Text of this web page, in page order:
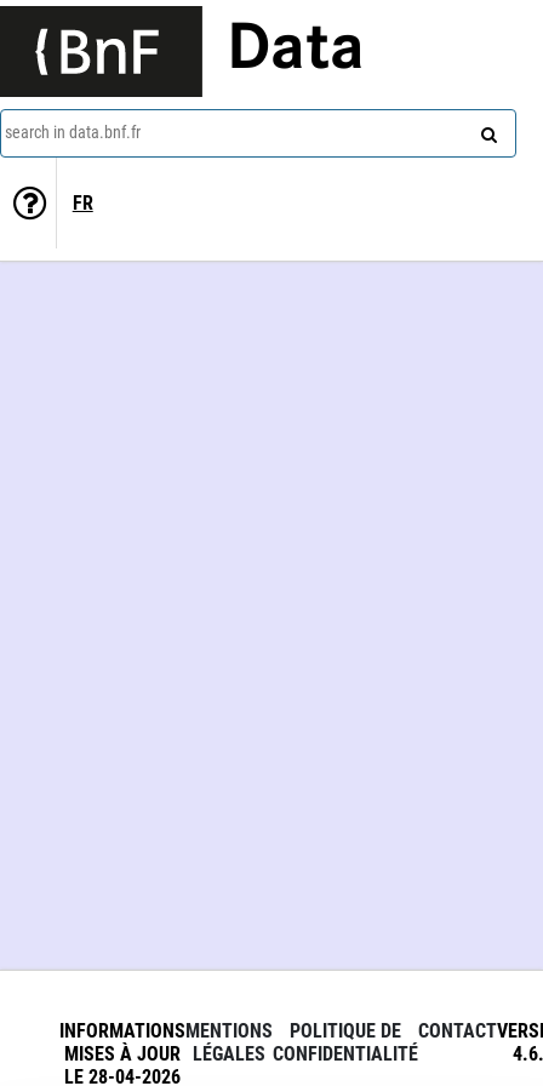
Data
search in data.bnf.fr
FR
INFORMATIONS
MISES À JOUR
LE 28-04-2026
MENTIONS
LÉGALES
POLITIQUE DE
CONFIDENTIALITÉ
CONTACT